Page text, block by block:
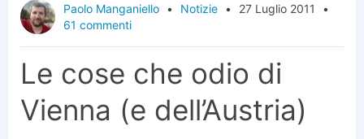
Paolo Manganiello • Notizie • 27 Luglio 2011
•
61 commenti
Le cose che odio di
Vienna (e dell’Austria)